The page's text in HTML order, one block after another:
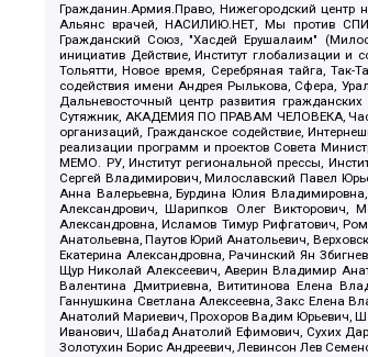
Гражданин.Армия.Право, Нижегородский центр
Альянс врачей, НАСИЛИЮ.НЕТ, Мы против
Гражданский Союз, "Хасдей Ерушалаим"
инициатив Действие, Институт глобализации
Тольятти, Новое время, Серебряная тайга,
содействия имени Андрея Рылькова, Сфера,
Дальневосточный центр развития
Сутяжник, АКАДЕМИЯ ПО ПРАВАМ ЧЕЛОВЕКА,
организаций, Гражданское содействие,
реализации программ и проектов Совета
МЕМО. РУ, Институт региональной прессы,
Сергей Владимирович, Милославский Павел
Анна Валерьевна, Бурдина Юлия
Александрович, Шарипков Олег Викторович,
Александровна, Исламов Тимур Рифгатович,
Анатольевна, Паутов Юрий Анатольевич,
Екатерина Александровна, Рачинский Ян
Щур Николай Алексеевич, Аверин Владимир
Валентина Дмитриевна, Вититинова Елена
Ганнушкина Светлана Алексеевна, Закс Елена
Анатолий Мариевич, Прохоров Вадим Юрьевич,
Иванович, Шабад Анатолий Ефимович, Сухих
Золотухин Борис Андреевич, Левинсон Лев